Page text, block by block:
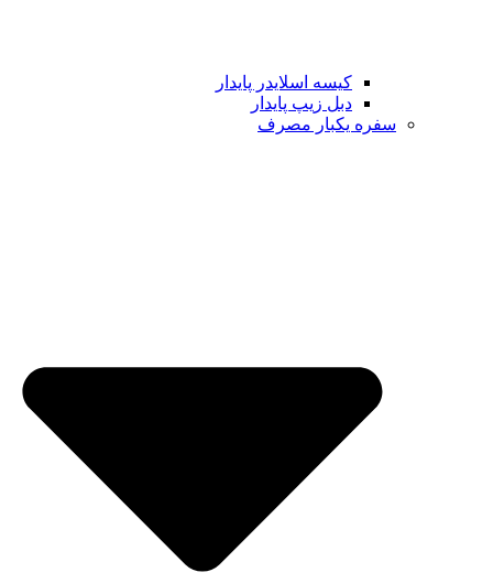
کیسه اسلایدر پایدار
دبل زیپ پایدار
سفره یکبار مصرف